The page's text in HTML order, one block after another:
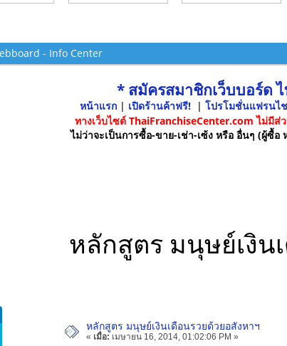
- Info Center
* สมัครสมาชิกเว็บบอร์ด
หน้าแรก| เปิดร้านค้าฟรี! | โปรโมชั่นแฟรนไ
ทางเว็บไซต์ ThaiFranchiseCenter.com ไม่มี
ไม่ว่าจะเป็นการซื้อ-ขาย-เช่า-เซ้ง หรือ อื่นๆ (ผู้
หลักสูตร มนุษย์เงิน
หลักสูตร มนุษย์เงินเดือนรวยด้วยอสังหาฯ
« เมื่อ: เมษายน 16, 2014, 01:02:06 PM »